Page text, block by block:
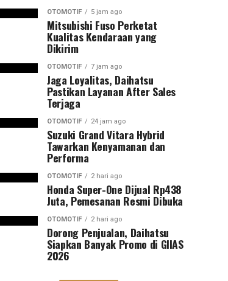
OTOMOTIF 5 jam ago
Mitsubishi Fuso Perketat
Kualitas Kendaraan yang
Dikirim
OTOMOTIF 7 jam ago
Jaga Loyalitas, Daihatsu
Pastikan Layanan After Sales
Terjaga
OTOMOTIF 24 jam ago
Suzuki Grand Vitara Hybrid
Tawarkan Kenyamanan dan
Performa
OTOMOTIF 2 hari ago
Honda Super-One Dijual Rp438
Juta, Pemesanan Resmi Dibuka
OTOMOTIF 2 hari ago
Dorong Penjualan, Daihatsu
Siapkan Banyak Promo di GIIAS
2026